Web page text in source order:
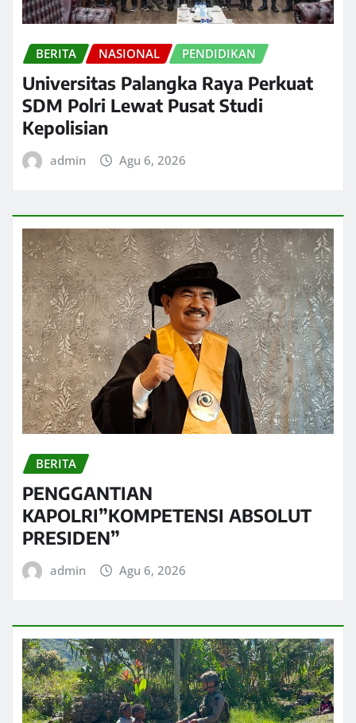
BERITA NASIONAL PENDIDIKAN
Universitas Palangka Raya Perkuat
SDM Polri Lewat Pusat Studi
Kepolisian
admin Agu 6, 2026
BERITA
PENGGANTIAN
KAPOLRI”KOMPETENSI ABSOLUT
PRESIDEN”
admin Agu 6, 2026